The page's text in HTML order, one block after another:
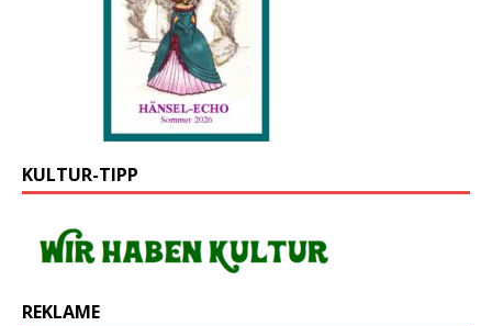
KULTUR-TIPP
REKLAME